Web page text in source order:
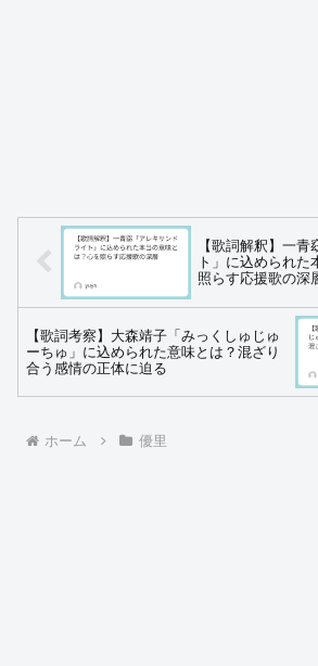
【歌詞解釈】一
ト」に込められた
照らす応援歌の深
【歌詞考察】大森靖子「みっくしゅじゅ
ーちゅ」に込められた意味とは？混ざり
合う感情の正体に迫る
ホーム 優里